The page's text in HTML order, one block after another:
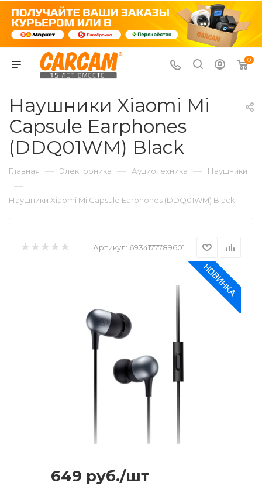
0
Наушники Xiaomi Mi
Capsule Earphones
(DDQ01WM) Black
Главная — Электроника — Аудиотехника — Наушники
—
Наушники Xiaomi Mi Capsule Earphones (DDQ01WM) Black
Артикул: 6934177789601
649 руб./шт